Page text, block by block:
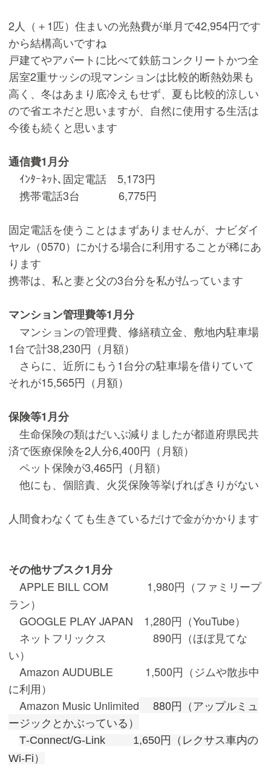
2人（＋1匹）住まいの光熱費が単月で42,954円です
から結構高いですね
戸建てやアパートに比べて鉄筋コンクリートかつ全
居室2重サッシの現マンションは比較的断熱効果も
高く、冬はあまり底冷えもせず、夏も比較的涼しい
ので省エネだと思いますが、自然に使用する生活は
今後も続くと思います
通信費1月分
ｲﾝﾀｰﾈｯﾄ､固定電話 5,173円
携帯電話3台 6,775円
固定電話を使うことはまずありませんが、ナビダイ
ヤル（0570）にかける場合に利用することが稀にあ
ります
携帯は、私と妻と父の3台分を私が払っています
マンション管理費等1月分
マンションの管理費、修繕積立金、敷地内駐車場
1台で計38,230円（月額）
さらに、近所にもう1台分の駐車場を借りていて
それが15,565円（月額）
保険等1月分
生命保険の類はだいぶ減りましたが都道府県民共
済で医療保険を2人分6,400円（月額）
ペット保険が3,465円（月額）
他にも、個賠責、火災保険等挙げればきりがない
人間食わなくても生きているだけで金がかかります
その他サブスク1月分
APPLE BILL COM 1,980円（ファミリープ
ラン）
GOOGLE PLAY JAPAN 1,280円（YouTube）
ネットフリックス 890円（ほぼ見てな
い）
Amazon AUDUBLE 1,500円（ジムや散歩中
に利用）
Amazon Music Unlimited 880円（アップルミュ
ージックとかぶっている）
T‐Connect/G‐Link 1,650円（レクサス車内の
Wi-Fi）